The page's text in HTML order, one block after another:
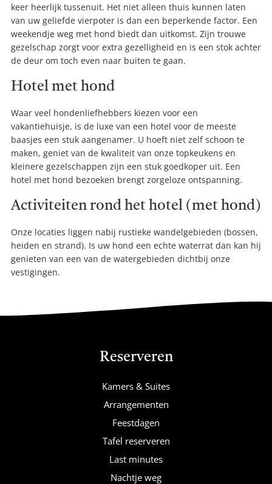
keer heerlijk tussenuit. Het niet alleen thuis kunnen laten
van uw geliefde vierpoter is dan een beperkende factor. Een
weekendje weg met hond biedt dan uitkomst. Zijn trouwe
gezelschap zorgt voor extra gezelligheid en is een stok achter
de deur om toch even naar buiten te gaan.
Hotel met hond
Waar veel hondenliefhebbers kiezen voor een
vakantiehuisje, is de luxe van een hotel voor de meeste
baasjes een stuk aangenamer. U hoeft niet zelf schoon te
maken, geniet van de kwaliteit van onze topkeukens en
kleinere gezelschappen zijn een stuk goedkoper uit. Een
hotel met hond bezoeken brengt zorgeloze ontspanning.
Activiteiten rond het hotel (met hond)
Onze locaties liggen nabij rustieke wandelgebieden (bossen,
heiden en strand). Is uw hond een echte waterrat dan kan hij
genieten van een van de watergebieden dichtbij onze
vestigingen.
Reserveren
Kamers & Suites
Arrangementen
Feestdagen
Tafel reserveren
Last minutes
Nachtje weg